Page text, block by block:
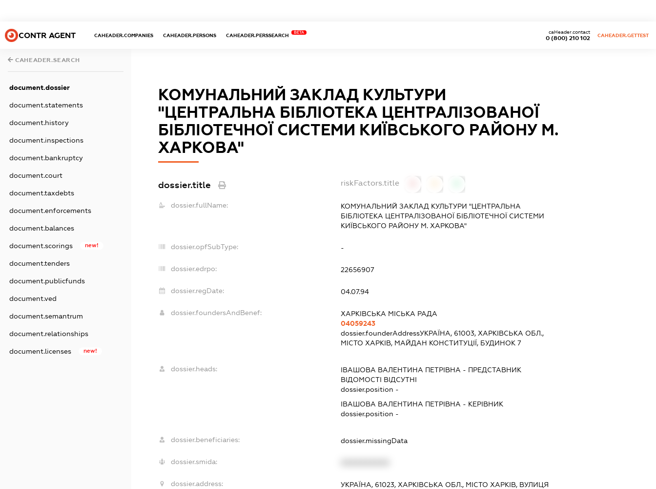
CONTR AGENT CAHEADER.COMPANIES CAHEADER.PERSONS CAHEADER.PERSSEARCH
BETA
0 (800) 210 102
caHeader.contact
CAHEADER.GETTEST
CAHEADER.SEARCH
document.dossier
document.statements
document.history
document.inspections
document.bankruptcy
document.court
document.taxdebts
document.enforcements
document.balances
document.scorings new!
document.tenders
document.publicfunds
document.ved
document.semantrum
document.relationships
document.licenses new!
КОМУНАЛЬНИЙ ЗАКЛАД КУЛЬТУРИ
"ЦЕНТРАЛЬНА БІБЛІОТЕКА ЦЕНТРАЛІЗОВАНОЇ
БІБЛІОТЕЧНОЇ СИСТЕМИ КИЇВСЬКОГО РАЙОНУ М.
ХАРКОВА"
dossier.title riskFactors.title
dossier.fullName:
КОМУНАЛЬНИЙ ЗАКЛАД КУЛЬТУРИ "ЦЕНТРАЛЬНА
БІБЛІОТЕКА ЦЕНТРАЛІЗОВАНОЇ БІБЛІОТЕЧНОЇ СИСТЕМИ
КИЇВСЬКОГО РАЙОНУ М. ХАРКОВА"
dossier.opfSubType: -
dossier.edrpo: 22656907
dossier.regDate: 04.07.94
dossier.foundersAndBenef:
ХАРКІВСЬКА МІСЬКА РАДА
04059243
dossier.founderAddressУКРАЇНА, 61003, ХАРКІВСЬКА ОБЛ.,
МІСТО ХАРКІВ, МАЙДАН КОНСТИТУЦІЇ, БУДИНОК 7
dossier.heads: ІВАШОВА ВАЛЕНТИНА ПЕТРІВНА - ПРЕДСТАВНИК
ВІДОМОСТІ ВІДСУТНІ
dossier.position -
ІВАШОВА ВАЛЕНТИНА ПЕТРІВНА - КЕРІВНИК
dossier.position -
dossier.beneficiaries: dossier.missingData
dossier.smida:
dossier.address:
УКРАЇНА, 61023, ХАРКІВСЬКА ОБЛ., МІСТО ХАРКІВ, ВУЛИЦЯ